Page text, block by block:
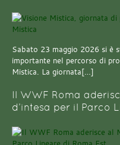
Sabato 23 maggio 2026 si è
importante nel percorso di
Mistica. La giornata[…]
Il WWF Roma
d’intesa per il Parco